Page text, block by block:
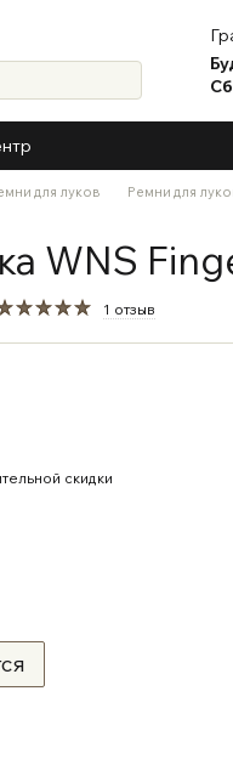
для луков
Ремни для
WNS
1 отзыв
скидки